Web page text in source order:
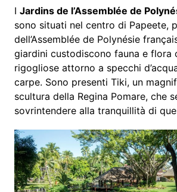
I Jardins de l’Assemblée de
sono situati nel centro di Papeete,
dell’Assemblée de Polynésie
giardini custodiscono fauna e flora
rigogliose attorno a specchi
carpe. Sono presenti Tiki, un
scultura della Regina Pomare, che
sovrintendere alla tranquillità di